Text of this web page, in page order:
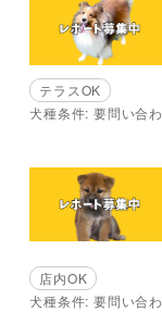
テラスOK
犬種条件: 要問い合
店内OK
犬種条件: 要問い合